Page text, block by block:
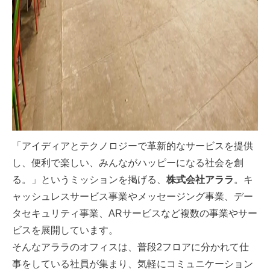
「アイディアとテクノロジーで革新的なサービスを提供
し、便利で楽しい、みんながハッピーになる社会を創
る。」というミッションを掲げる、 株式会社アララ 。キ
ャッシュレスサービス事業やメッセージング事業、デー
タセキュリティ事業、ARサービスなど複数の事業やサー
ビスを展開しています。
そんなアララのオフィスは、普段2フロアに分かれて仕
事をしている社員が集まり、気軽にコミュニケーション